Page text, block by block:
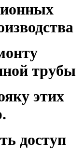
трубы
этих
доступ